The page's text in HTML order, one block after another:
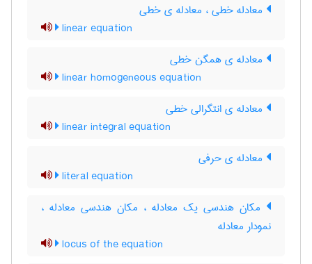
معادله خطی ، معادله ی خطی
linear equation
معادله ی همگن خطی
linear homogeneous equation
معادله ی انتگرالی خطی
linear integral equation
معادله ی حرفی
literal equation
مکان هندسی یک معادله ، مکان هندسی معادله ،
نمودار معادله
locus of the equation